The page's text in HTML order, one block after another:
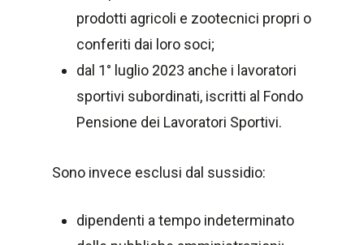
prodotti agricoli e zootecnici propri o
conferiti dai loro soci;
dal 1° luglio 2023 anche i lavoratori
sportivi subordinati, iscritti al Fondo
Pensione dei Lavoratori Sportivi.
Sono invece esclusi dal sussidio:
dipendenti a tempo indeterminato